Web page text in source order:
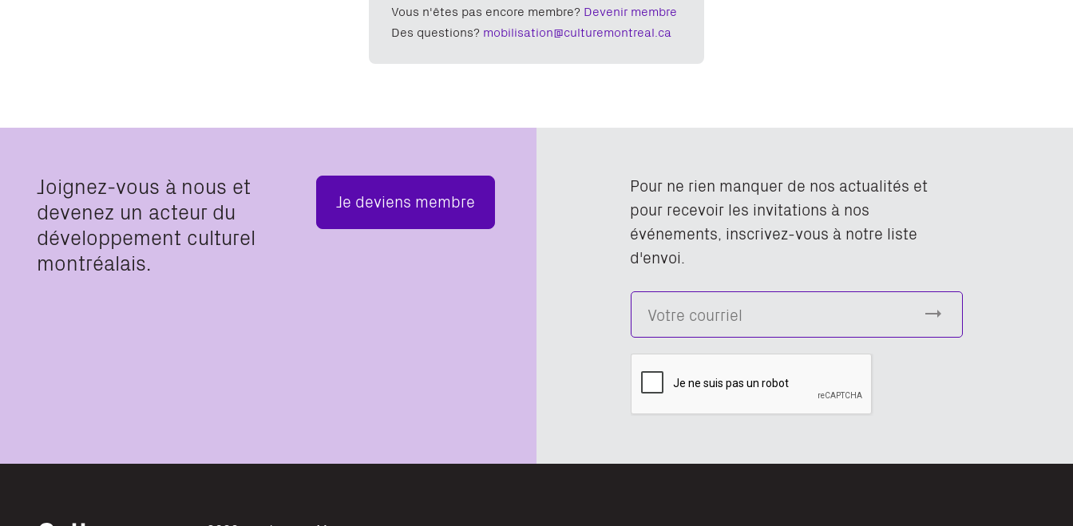
Vous n'êtes pas encore membre? Devenir membre
Des questions? mobilisation@culturemontreal.ca
Joignez-vous à nous et
devenez un acteur du
développement culturel
montréalais.
Je deviens membre
Pour ne rien manquer de nos actualités et
pour recevoir les invitations à nos
événements, inscrivez-vous à notre liste
d'envoi.